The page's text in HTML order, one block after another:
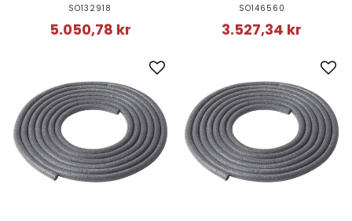
SO132918
5.050,78 kr
SO146560
3.527,34 kr